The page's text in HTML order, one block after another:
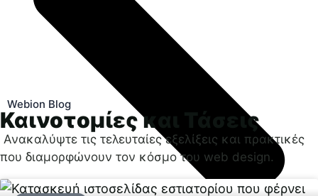
Webion Blog
Καινοτομίες και Τάσεις
Ανακαλύψτε τις τελευταίες εξελίξεις και πρακτικές
που διαμορφώνουν τον κόσμο του web design.